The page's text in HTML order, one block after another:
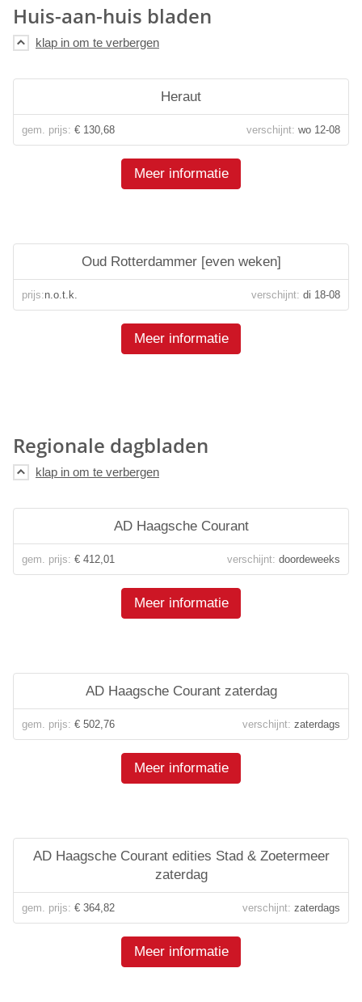
Huis-aan-huis bladen
Heraut
gem. prijs: € 130,68 verschijnt: wo 12-08
Meer informatie
Oud Rotterdammer [even weken]
prijs:n.o.t.k. verschijnt: di 18-08
Meer informatie
Regionale dagbladen
AD Haagsche Courant
gem. prijs: € 412,01 verschijnt: doordeweeks
Meer informatie
AD Haagsche Courant zaterdag
gem. prijs: € 502,76 verschijnt: zaterdags
Meer informatie
AD Haagsche Courant edities Stad & Zoetermeer
zaterdag
gem. prijs: € 364,82 verschijnt: zaterdags
Meer informatie